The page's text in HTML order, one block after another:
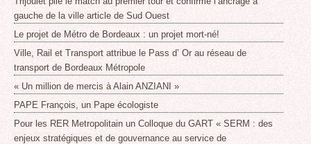
gauche de la ville article de Sud Ouest
Le projet de Métro de Bordeaux : un projet mort-né!
Ville, Rail et Transport attribue le Pass d’ Or au réseau de
transport de Bordeaux Métropole
« Un million de mercis à Alain ANZIANI »
PAPE François, un Pape écologiste
Pour les RER Metropolitain un Colloque du GART « SERM : des
enjeux stratégiques et de gouvernance au service de